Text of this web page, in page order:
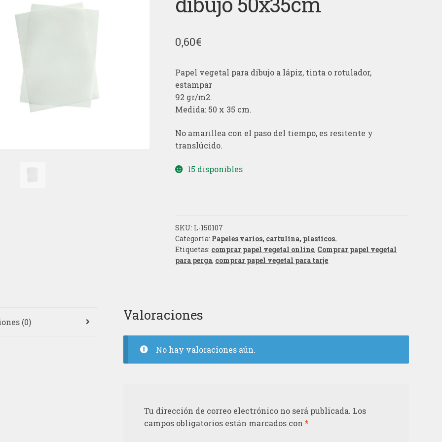
0,60€
Papel vegetal para dibujo a lápiz, tinta o rotulador,
estampar
92 gr/m2.
Medida: 50 x 35 cm.
No amarillea con el paso del tiempo, es resitente y
translúcido.
15 disponibles
SKU: L-150107
Categoría: Papeles varios, cartulina, plasticos.
Etiquetas: comprar papel vegetal online, Comprar papel vegetal
para perga, comprar papel vegetal para tarje
(0) Valoraciones
No hay valoraciones aún.
Tu dirección de correo electrónico no será publicada. Los
campos obligatorios están marcados con*